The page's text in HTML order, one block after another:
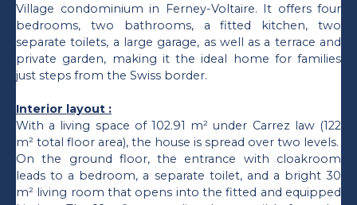
Village condominium in Ferney-Voltaire. It offers four
bedrooms, two bathrooms, a fitted kitchen, two
separate toilets, a large garage, as well as a terrace and
private garden, making it the ideal home for families
just steps from the Swiss border.
Interior layout :
With a living space of 102.91 m² under Carrez law (122
m² total floor area), the house is spread over two levels.
On the ground floor, the entrance with cloakroom
leads to a bedroom, a separate toilet, and a bright 30
m² living room that opens into the fitted and equipped